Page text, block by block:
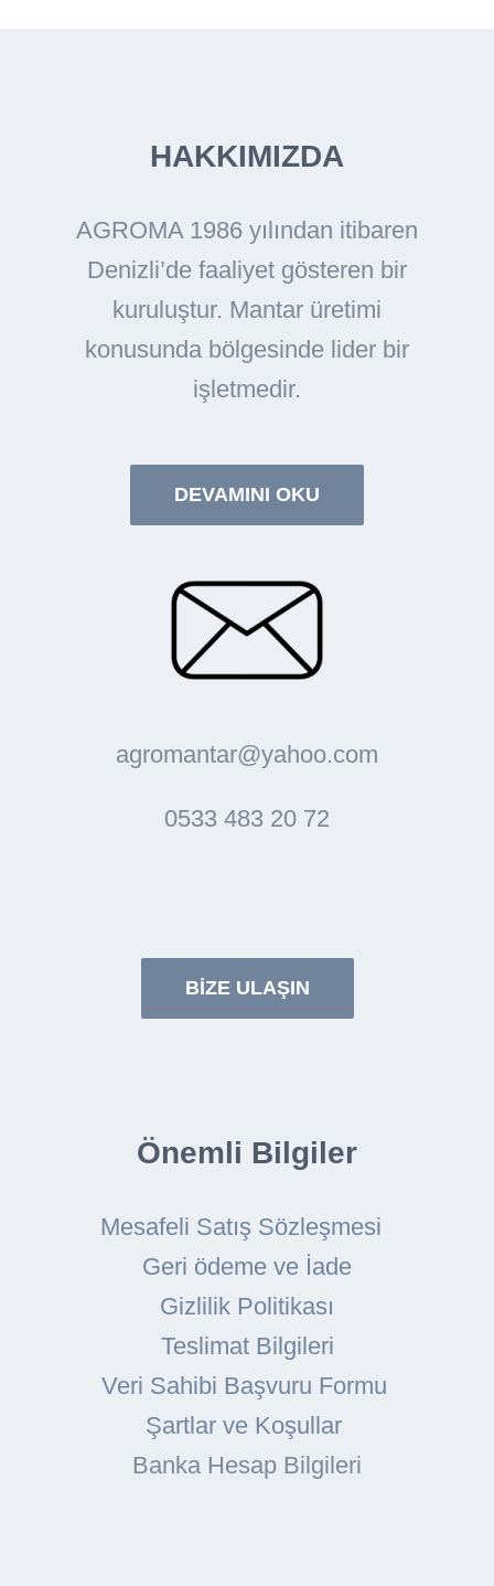
HAKKIMIZDA
AGROMA 1986 yılından itibaren
Denizli’de faaliyet gösteren bir
kuruluştur. Mantar üretimi
konusunda bölgesinde lider bir
işletmedir.
DEVAMINI OKU
agromantar@yahoo.com
0533 483 20 72
BİZE ULAŞIN
Önemli Bilgiler
Mesafeli Satış Sözleşmesi
Geri ödeme ve İade
Gizlilik Politikası
Teslimat Bilgileri
Veri Sahibi Başvuru Formu
Şartlar ve Koşullar
Banka Hesap Bilgileri